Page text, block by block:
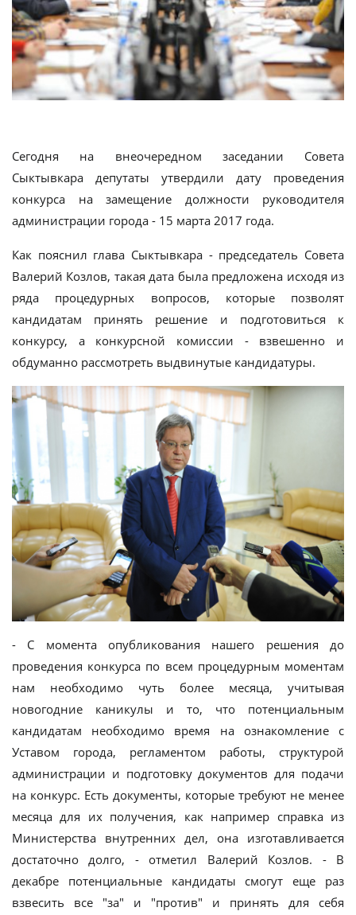
Сегодня на внеочередном заседании Совета
Сыктывкара депутаты утвердили дату проведения
конкурса на замещение должности руководителя
администрации города - 15 марта 2017 года.
Как пояснил глава Сыктывкара - председатель Совета
Валерий Козлов, такая дата была предложена исходя из
ряда процедурных вопросов, которые позволят
кандидатам принять решение и подготовиться к
конкурсу, а конкурсной комиссии - взвешенно и
обдуманно рассмотреть выдвинутые кандидатуры.
- С момента опубликования нашего решения до
проведения конкурса по всем процедурным моментам
нам необходимо чуть более месяца, учитывая
новогодние каникулы и то, что потенциальным
кандидатам необходимо время на ознакомление с
Уставом города, регламентом работы, структурой
администрации и подготовку документов для подачи
на конкурс. Есть документы, которые требуют не менее
месяца для их получения, как например справка из
Министерства внутренних дел, она изготавливается
достаточно долго, - отметил Валерий Козлов. - В
декабре потенциальные кандидаты смогут еще раз
взвесить все "за" и "против" и принять для себя